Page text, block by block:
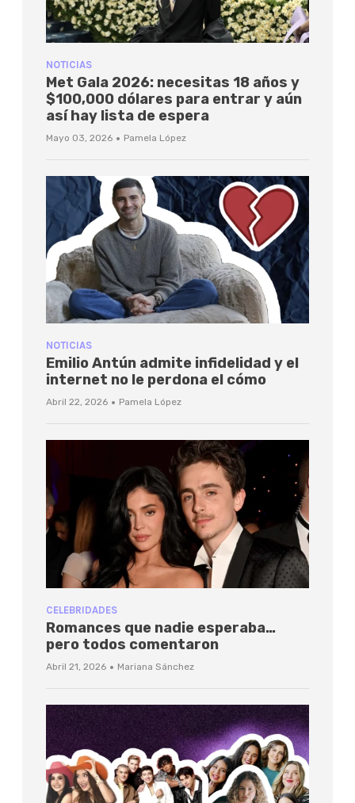
NOTICIAS
Met Gala 2026: necesitas 18 años y
$100,000 dólares para entrar y aún
así hay lista de espera
Mayo 03, 2026 · Pamela López
NOTICIAS
Emilio Antún admite infidelidad y el
internet no le perdona el cómo
Abril 22, 2026 · Pamela López
CELEBRIDADES
Romances que nadie esperaba…
pero todos comentaron
Abril 21, 2026 · Mariana Sánchez